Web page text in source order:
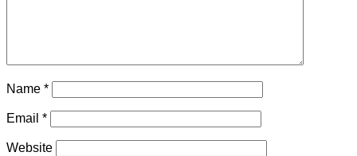
Name *
Email *
Website